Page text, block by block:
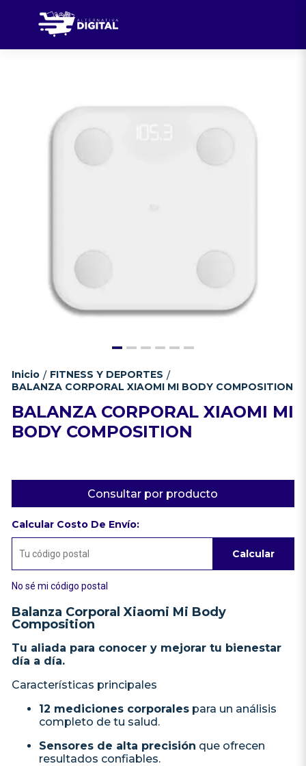
Inicio / FITNESS Y DEPORTES /
BALANZA CORPORAL XIAOMI MI BODY COMPOSITION
BALANZA CORPORAL XIAOMI MI
BODY COMPOSITION
Consultar por producto
Calcular Costo De Envío:
Calcular
No sé mi código postal
Balanza Corporal Xiaomi Mi Body
Composition
Tu aliada para conocer y mejorar tu bienestar
día a día.
Características principales
12 mediciones corporalespara un análisis
completo de tu salud.
Sensores de alta precisión que ofrecen
resultados confiables.